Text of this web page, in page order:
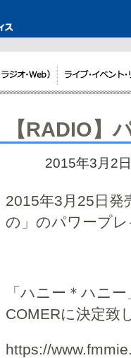
【RADIO】
2015年3月2
2015年3月25日発
の」のパワープ
「ハニー＊ハニ
COMERに決定致
https://